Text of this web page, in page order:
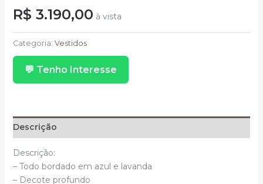
R$ 3.190,00 à vista
Longo
Bordado
Azul
Lavanda
quantidade
Categoria: Vestidos
💬 Tenho Interesse
Descrição
Descrição:
– Todo bordado em azul e lavanda
– Decote profundo